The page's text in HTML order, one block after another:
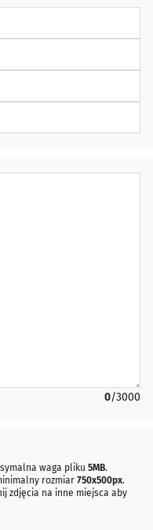
0/3000
waga pliku 5MB.
rozmiar 750x500px.
zdjęcia na inne miejsca aby